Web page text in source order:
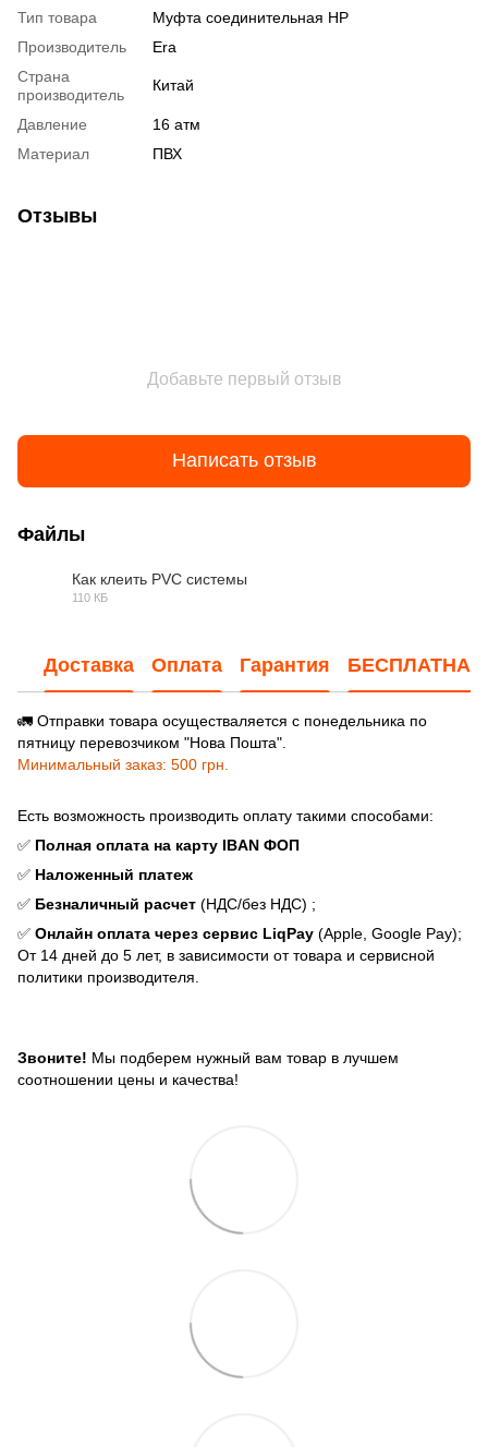
Тип товара
Муфта соединительная НР
Производитель
Era
Страна
производитель
Китай
Давление
16 атм
Материал
ПВХ
Отзывы
Добавьте первый отзыв
Написать отзыв
Файлы
Как клеить PVC системы
110 КБ
Доставка Оплата Гарантия
🚛 Отправки товара осуществаляется с понедельника по
пятницу перевозчиком "Нова Пошта".
Минимальный заказ: 500 грн.
Есть возможность производить оплату такими способами:
✅ Полная оплата на карту IBAN ФОП
✅ Наложенный платеж
✅ Безналичный расчет (НДС/без НДС) ;
✅ Онлайн оплата через сервис LiqPay (Apple, Google Pay);
От 14 дней до 5 лет, в зависимости от товара и сервисной
политики производителя.
Звоните! Мы подберем нужный вам товар в лучшем
соотношении цены и качества!